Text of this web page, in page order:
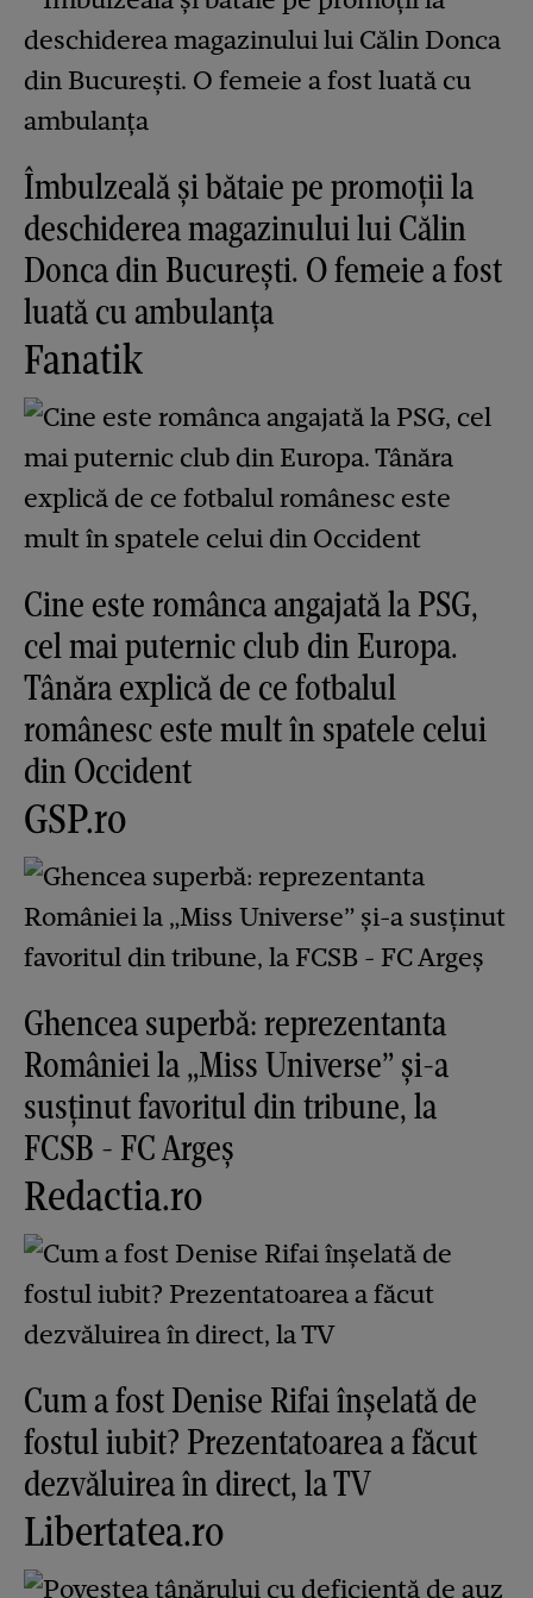
Îmbulzeală și bătaie pe promoții la
deschiderea magazinului lui Călin
Donca din București. O femeie a fost
luată cu ambulanța
Fanatik
Cine este românca angajată la PSG,
cel mai puternic club din Europa.
Tânăra explică de ce fotbalul
românesc este mult în spatele celui
din Occident
GSP.ro
Ghencea superbă: reprezentanta
României la „Miss Universe” și-a
susținut favoritul din tribune, la
FCSB - FC Argeș
Redactia.ro
Cum a fost Denise Rifai înșelată de
fostul iubit? Prezentatoarea a făcut
dezvăluirea în direct, la TV
Libertatea.ro